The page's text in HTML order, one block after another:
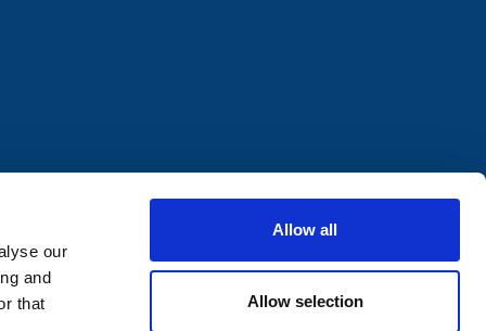
our
and
that
Allow all
Allow selection